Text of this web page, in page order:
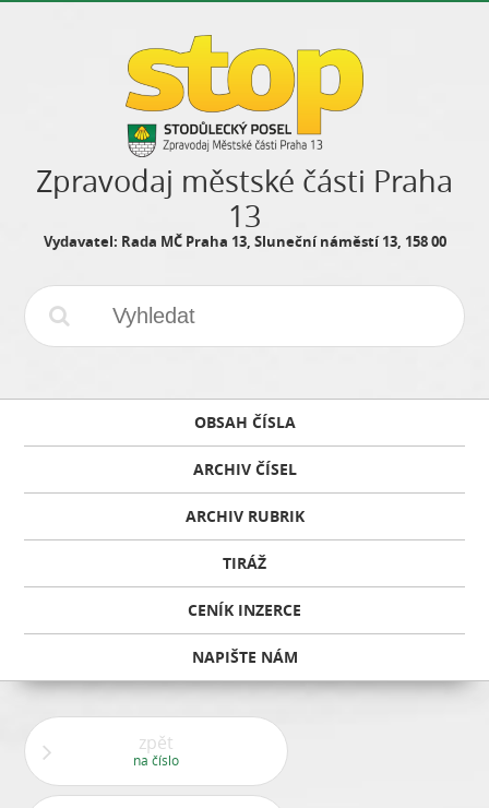
Zpravodaj městské části Praha
13
Vydavatel: Rada MČ Praha 13, Sluneční náměstí 13, 158 00
OBSAH ČÍSLA
ARCHIV ČÍSEL
ARCHIV RUBRIK
TIRÁŽ
CENÍK INZERCE
NAPIŠTE NÁM
zpět
na číslo